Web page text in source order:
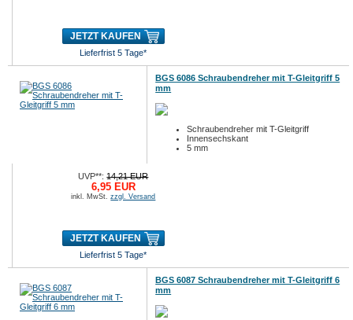
JETZT KAUFEN
Lieferfrist 5 Tage*
BGS 6086 Schraubendreher mit T-Gleitgriff 5
mm
Schraubendreher mit T-Gleitgriff
Innensechskant
5 mm
UVP**:14,21 EUR
6,95 EUR
inkl. MwSt.zzgl. Versand
JETZT KAUFEN
Lieferfrist 5 Tage*
BGS 6087 Schraubendreher mit T-Gleitgriff 6
mm